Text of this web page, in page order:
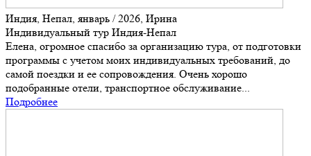
Индия, Непал, январь / 2026, Ирина
Индивидуальный тур Индия-Непал
Елена, огромное спасибо за организацию тура, от подготовки
программы с учетом моих индивидуальных требований, до
самой поездки и ее сопровождения. Очень хорошо
подобранные отели, транспортное обслуживание...
Подробнее